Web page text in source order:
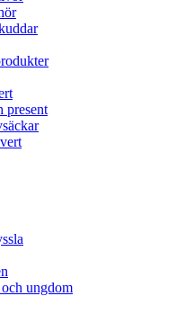
present
ungdom